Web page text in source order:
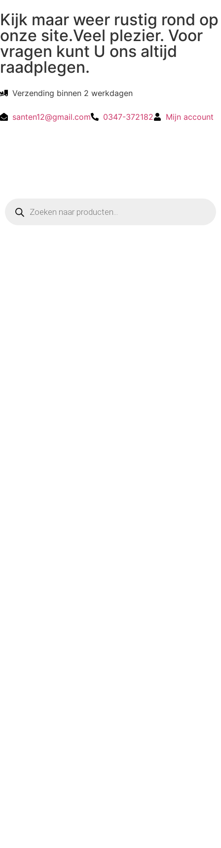
Kijk maar weer rustig rond op
onze site.Veel plezier. Voor
vragen kunt U ons altijd
raadplegen.
Verzending binnen 2 werkdagen
santen12@gmail.com 0347-372182 Mijn account